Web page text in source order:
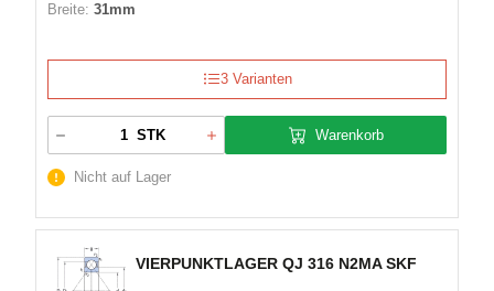
Breite: 31mm
3 Varianten
STK Warenkorb
Nicht auf Lager
VIERPUNKTLAGER QJ 316 N2MA SKF